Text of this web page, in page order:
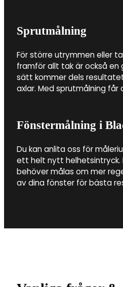
Sprutmålning
För större utrymmen eller
framför allt tak är också
sätt kommer dels
axlar. Med sprutmålning
Fönstermålning i
Du kan anlita oss för
ett helt nytt helhetsintryck.
behöver målas om mer
av dina fönster för bästa